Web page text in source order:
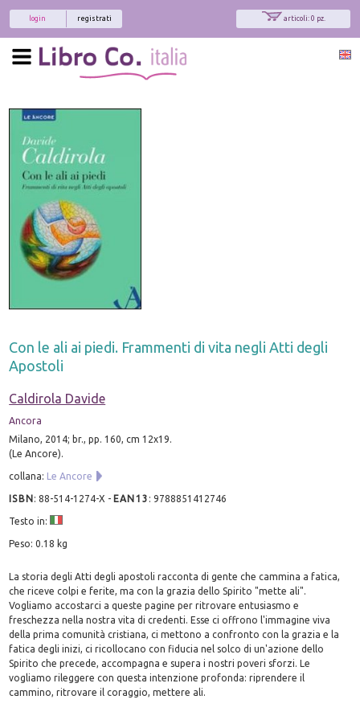
articoli: 0 pz.
registrati
login
Con le ali ai piedi. Frammenti di vita negli Atti degli
Apostoli
Caldirola Davide
Ancora
Milano, 2014; br., pp. 160, cm 12x19.
(Le Ancore).
collana: Le Ancore
ISBN:88-514-1274-X - EAN13 :9788851412746
Testo in:
Peso: 0.18 kg
La storia degli Atti degli apostoli racconta di gente che cammina a fatica,
che riceve colpi e ferite, ma con la grazia dello Spirito "mette ali".
Vogliamo accostarci a queste pagine per ritrovare entusiasmo e
freschezza nella nostra vita di credenti. Esse ci offrono l'immagine viva
della prima comunità cristiana, ci mettono a confronto con la grazia e la
fatica degli inizi, ci ricollocano con fiducia nel solco di un'azione dello
Spirito che precede, accompagna e supera i nostri poveri sforzi. Le
vogliamo rileggere con questa intenzione profonda: riprendere il
cammino, ritrovare il coraggio, mettere ali.